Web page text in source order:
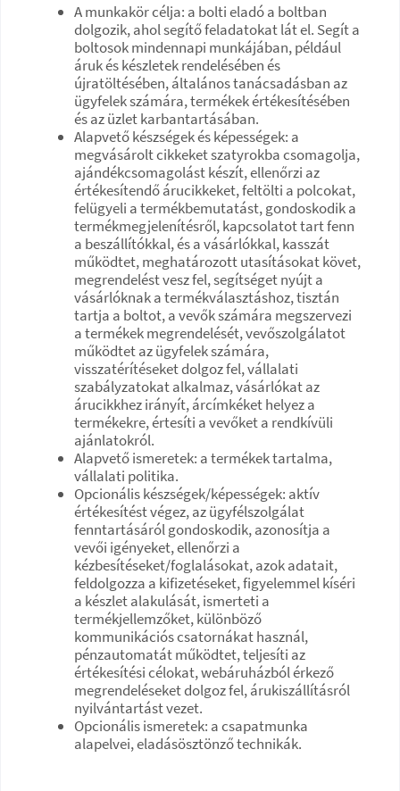
A munkakör célja: a bolti eladó a boltban
dolgozik, ahol segítő feladatokat lát el. Segít a
boltosok mindennapi munkájában, például
áruk és készletek rendelésében és
újratöltésében, általános tanácsadásban az
ügyfelek számára, termékek értékesítésében
és az üzlet karbantartásában.
Alapvető készségek és képességek: a
megvásárolt cikkeket szatyrokba csomagolja,
ajándékcsomagolást készít, ellenőrzi az
értékesítendő árucikkeket, feltölti a polcokat,
felügyeli a termékbemutatást, gondoskodik a
termékmegjelenítésről, kapcsolatot tart fenn
a beszállítókkal, és a vásárlókkal, kasszát
működtet, meghatározott utasításokat követ,
megrendelést vesz fel, segítséget nyújt a
vásárlóknak a termékválasztáshoz, tisztán
tartja a boltot, a vevők számára megszervezi
a termékek megrendelését, vevőszolgálatot
működtet az ügyfelek számára,
visszatérítéseket dolgoz fel, vállalati
szabályzatokat alkalmaz, vásárlókat az
árucikkhez irányít, árcímkéket helyez a
termékekre, értesíti a vevőket a rendkívüli
ajánlatokról.
Alapvető ismeretek: a termékek tartalma,
vállalati politika.
Opcionális készségek/képességek: aktív
értékesítést végez, az ügyfélszolgálat
fenntartásáról gondoskodik, azonosítja a
vevői igényeket, ellenőrzi a
kézbesítéseket/foglalásokat, azok adatait,
feldolgozza a kifizetéseket, figyelemmel kíséri
a készlet alakulását, ismerteti a
termékjellemzőket, különböző
kommunikációs csatornákat használ,
pénzautomatát működtet, teljesíti az
értékesítési célokat, webáruházból érkező
megrendeléseket dolgoz fel, árukiszállításról
nyilvántartást vezet.
Opcionális ismeretek: a csapatmunka
alapelvei, eladásösztönző technikák.